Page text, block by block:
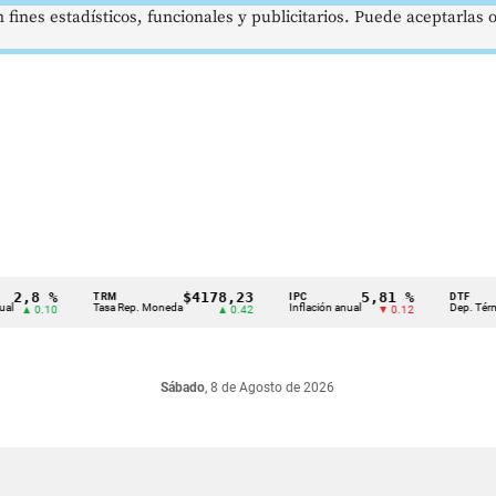
%
0.10 Tasa Rep. Moneda
$4178,23
▲ 0.42 Inflación anual
5,81 %
▼ 0.12 Dep. Término
Sábado, 8 de Agosto de 2026
estadísticos, funcionales y publicitarios. Puede aceptarlas